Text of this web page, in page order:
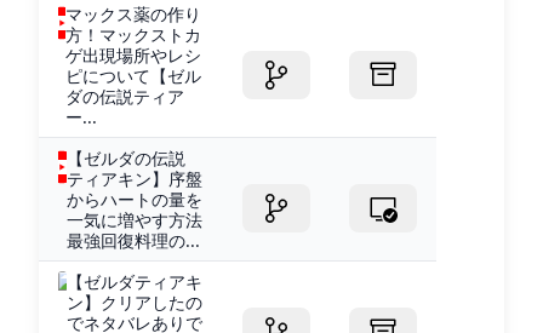
マックス薬の作り
方！マックストカ
ゲ出現場所やレシ
ピについて【ゼル
ダの伝説ティア
ー...
【ゼルダの伝説
ティアキン】序盤
からハートの量を
一気に増やす方法
最強回復料理の...
【ゼルダティアキ
ン】クリアしたの
でネタバレありで